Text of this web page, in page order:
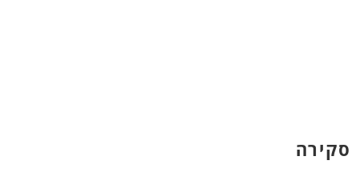
סקירה